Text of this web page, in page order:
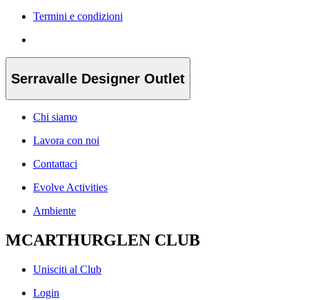
Termini e condizioni
Serravalle Designer Outlet
Chi siamo
Lavora con noi
Contattaci
Evolve Activities
Ambiente
MCARTHURGLEN CLUB
Unisciti al Club
Login